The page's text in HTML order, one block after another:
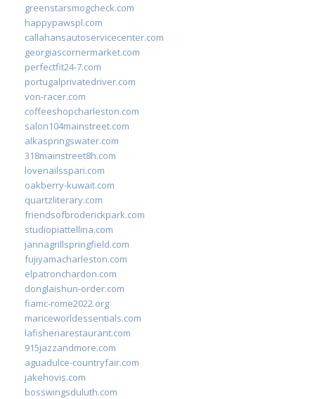
greenstarsmogcheck.com
happypawspl.com
callahansautoservicecenter.com
georgiascornermarket.com
perfectfit24-7.com
portugalprivatedriver.com
von-racer.com
coffeeshopcharleston.com
salon104mainstreet.com
alkaspringswater.com
318mainstreet8h.com
lovenailsspari.com
oakberry-kuwait.com
quartzliterary.com
friendsofbroderickpark.com
studiopiattellina.com
jannagrillspringfield.com
fujiyamacharleston.com
elpatronchardon.com
donglaishun-order.com
fiamc-rome2022.org
mariceworldessentials.com
lafisheriarestaurant.com
915jazzandmore.com
aguadulce-countryfair.com
jakehovis.com
bosswingsduluth.com